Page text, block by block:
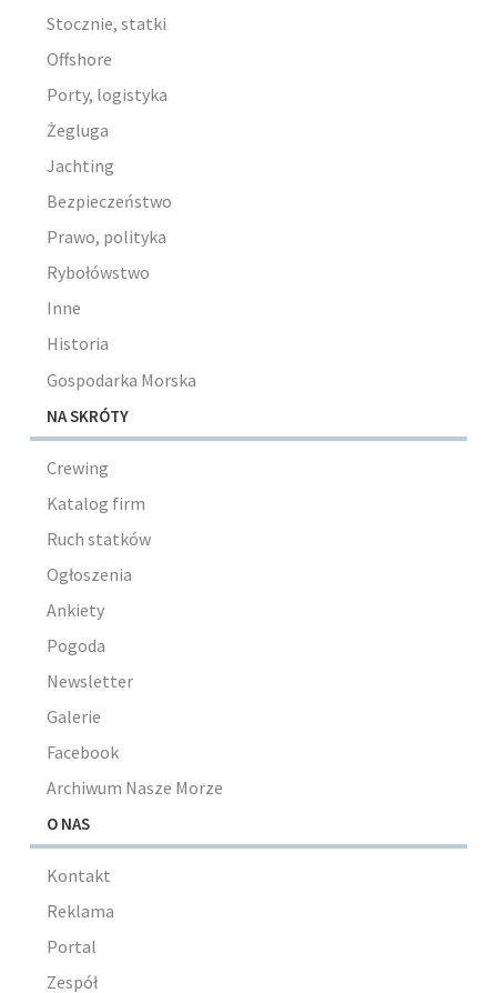
Stocznie, statki
Offshore
Porty, logistyka
Żegluga
Jachting
Bezpieczeństwo
Prawo, polityka
Rybołówstwo
Inne
Historia
Gospodarka Morska
NA SKRÓTY
Crewing
Katalog firm
Ruch statków
Ogłoszenia
Ankiety
Pogoda
Newsletter
Galerie
Facebook
Archiwum Nasze Morze
O NAS
Kontakt
Reklama
Portal
Zespół